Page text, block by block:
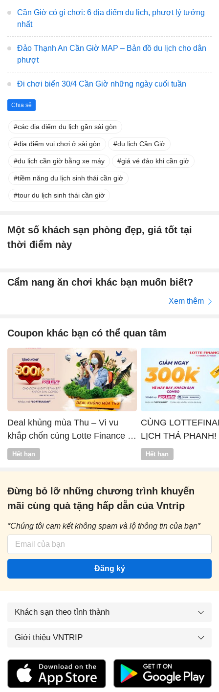
Cần Giờ có gì chơi: 6 địa điểm du lịch, phượt lý tưởng
nhất
Đảo Thạnh An Cần Giờ MAP – Bản đồ du lịch cho dân
phượt
Đi chơi biển 30/4 Cần Giờ những ngày cuối tuần
Chia sẻ
các địa điểm du lịch gần sài gòn
địa điểm vui chơi ở sài gòn du lịch Cần Giờ
du lịch cần giờ bằng xe máy giá vé đảo khỉ cần giờ
tiềm năng du lịch sinh thái cần giờ
tour du lịch sinh thái cần giờ
Một số khách sạn phòng đẹp, giá tốt tại
thời điểm này
Cẩm nang ăn chơi khác bạn muốn biết?
Xem thêm
Coupon khác bạn có thể quan tâm
Deal khủng mùa Thu – Vi vu
khắp chốn cùng Lotte Finance x
Vntrip
Hết hạn
CÙNG
LỊCH THẢ PHANH!
Hết hạn
Đừng bỏ lỡ những chương trình khuyến
mãi cùng quà tặng hấp dẫn của Vntrip
*Chúng tôi cam kết không spam và lộ thông tin của bạn*
Đăng ký
Khách sạn theo tỉnh thành
Giới thiệu VNTRIP